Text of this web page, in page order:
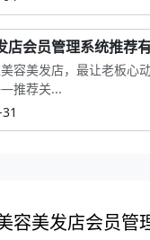
店会员管理系统推荐
容美发店，最让老板心
推荐关...
容美发店会员管